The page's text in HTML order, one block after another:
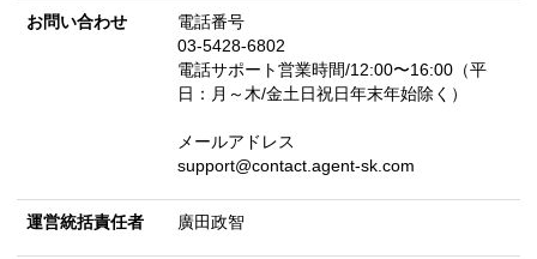
お問い合わせ
電話番号
03-5428-6802
電話サポート営業時間/12:00〜16:00（平
日：月～木/金土日祝日年末年始除く）
メールアドレス
support@contact.agent-sk.com
運営統括責任者 廣田政智